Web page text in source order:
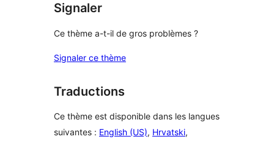
Signaler
Ce thème a-t-il de gros problèmes ?
Signaler ce thème
Traductions
Ce thème est disponible dans les langues
suivantes : English (US), Hrvatski,